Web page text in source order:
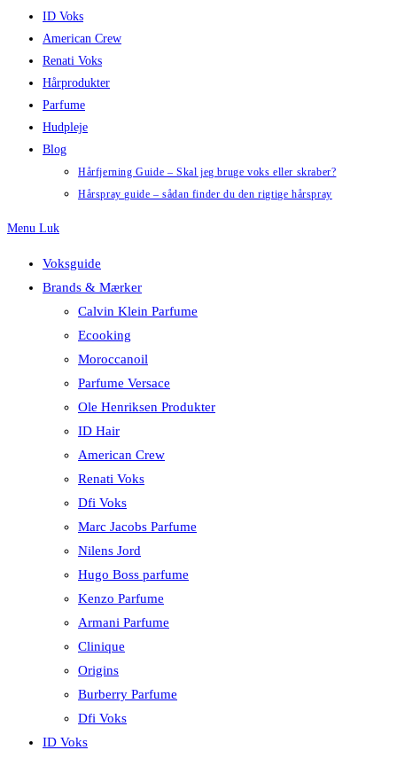
ID Voks
American Crew
Renati Voks
Hårprodukter
Parfume
Hudpleje
Blog
Hårfjerning Guide – Skal jeg bruge voks eller skraber?
Hårspray guide – sådan finder du den rigtige hårspray
Menu Luk
Voksguide
Brands & Mærker
Calvin Klein Parfume
Ecooking
Moroccanoil
Parfume Versace
Ole Henriksen Produkter
ID Hair
American Crew
Renati Voks
Dfi Voks
Marc Jacobs Parfume
Nilens Jord
Hugo Boss parfume
Kenzo Parfume
Armani Parfume
Clinique
Origins
Burberry Parfume
Dfi Voks
ID Voks